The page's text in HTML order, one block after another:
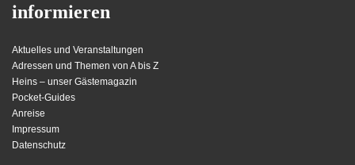
informieren
Aktuelles und Veranstaltungen
Adressen und Themen von A bis Z
Heins – unser Gästemagazin
Pocket-Guides
Anreise
Impressum
Datenschutz